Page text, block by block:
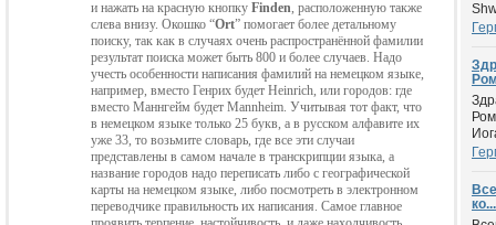
и нажать на красную кнопку Finden, расположенную также
слева внизу. Окошко “Ort” помогает более детальному
поиску, так как в случаях очень распространённой фамилии
результат поиска может быть 800 и более случаев. Надо
учесть особенности написания фамилий на немецком языке,
например, вместо Генрих будет Heinrich, или городов: где
вместо Маннгейм будет Mannheim. Учитывая тот факт, что
в немецком языке только 25 букв, а в русском алфавите их
уже 33, то возьмите словарь, где все эти случаи
представлены в самом начале в транскрипции языка, а
название городов надо переписать либо с географической
карты на немецком языке, либо посмотреть в электронном
переводчике правильность их написания. Самое главное
ко...